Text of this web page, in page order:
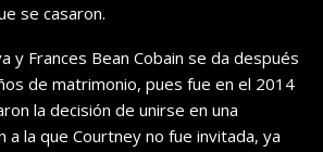
se casaron.
y Frances Bean Cobain se da después
de matrimonio, pues fue en el 2014
la decisión de unirse en una
a la que Courtney no fue invitada, ya